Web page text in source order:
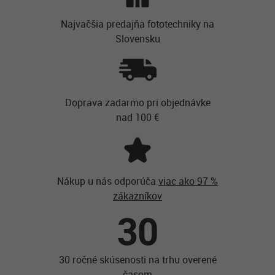
Najvačšia predajňa fototechniky na
Slovensku
Doprava zadarmo pri objednávke
nad 100 €
Nákup u nás odporúča viac ako 97 %
zákazníkov
30
30 ročné skúsenosti na trhu overené